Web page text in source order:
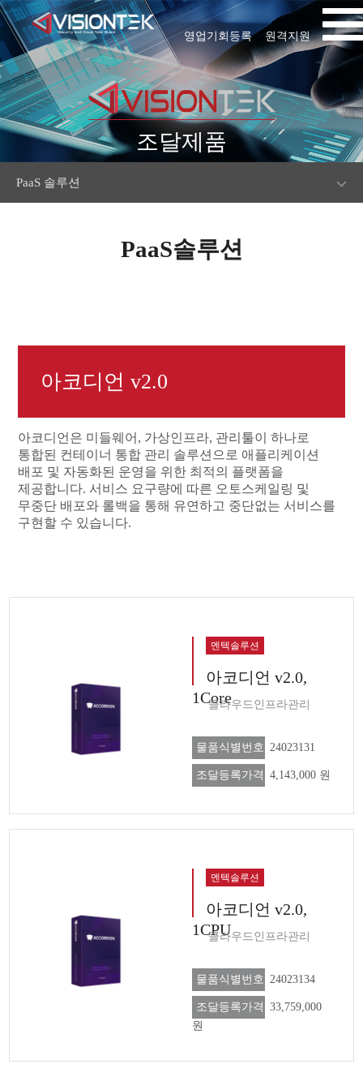
원격지원
영업기회등록
조달제품
PaaS 솔루션
PaaS솔루션
아코디언 v2.0
아코디언은 미들웨어, 가상인프라, 관리툴이 하나로
통합된 컨테이너 통합 관리 솔루션으로 애플리케이션
배포 및 자동화된 운영을 위한 최적의 플랫폼을
제공합니다. 서비스 요구량에 따른 오토스케일링 및
무중단 배포와 롤백을 통해 유연하고 중단없는 서비스를
구현할 수 있습니다.
멘텍솔루션
아코디언 v2.0,
1Core
클라우드인프라관리
물품식별번호 24023131
조달등록가격 4,143,000 원
멘텍솔루션
아코디언 v2.0,
1CPU
클라우드인프라관리
물품식별번호 24023134
조달등록가격 33,759,000
원